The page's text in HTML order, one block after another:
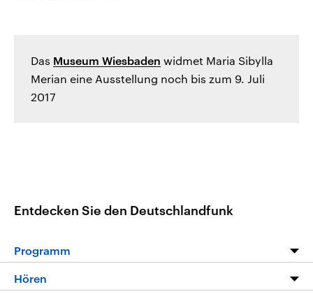
Das Museum Wiesbaden widmet Maria Sibylla
Merian eine Ausstellung noch bis zum 9. Juli
2017
Entdecken Sie den Deutschlandfunk
Programm
Programm
Hören